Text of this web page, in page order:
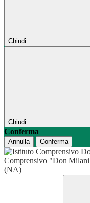
Chiudi
Chiudi
Conferma
Annulla Conferma
Comprensivo "Don
(NA)